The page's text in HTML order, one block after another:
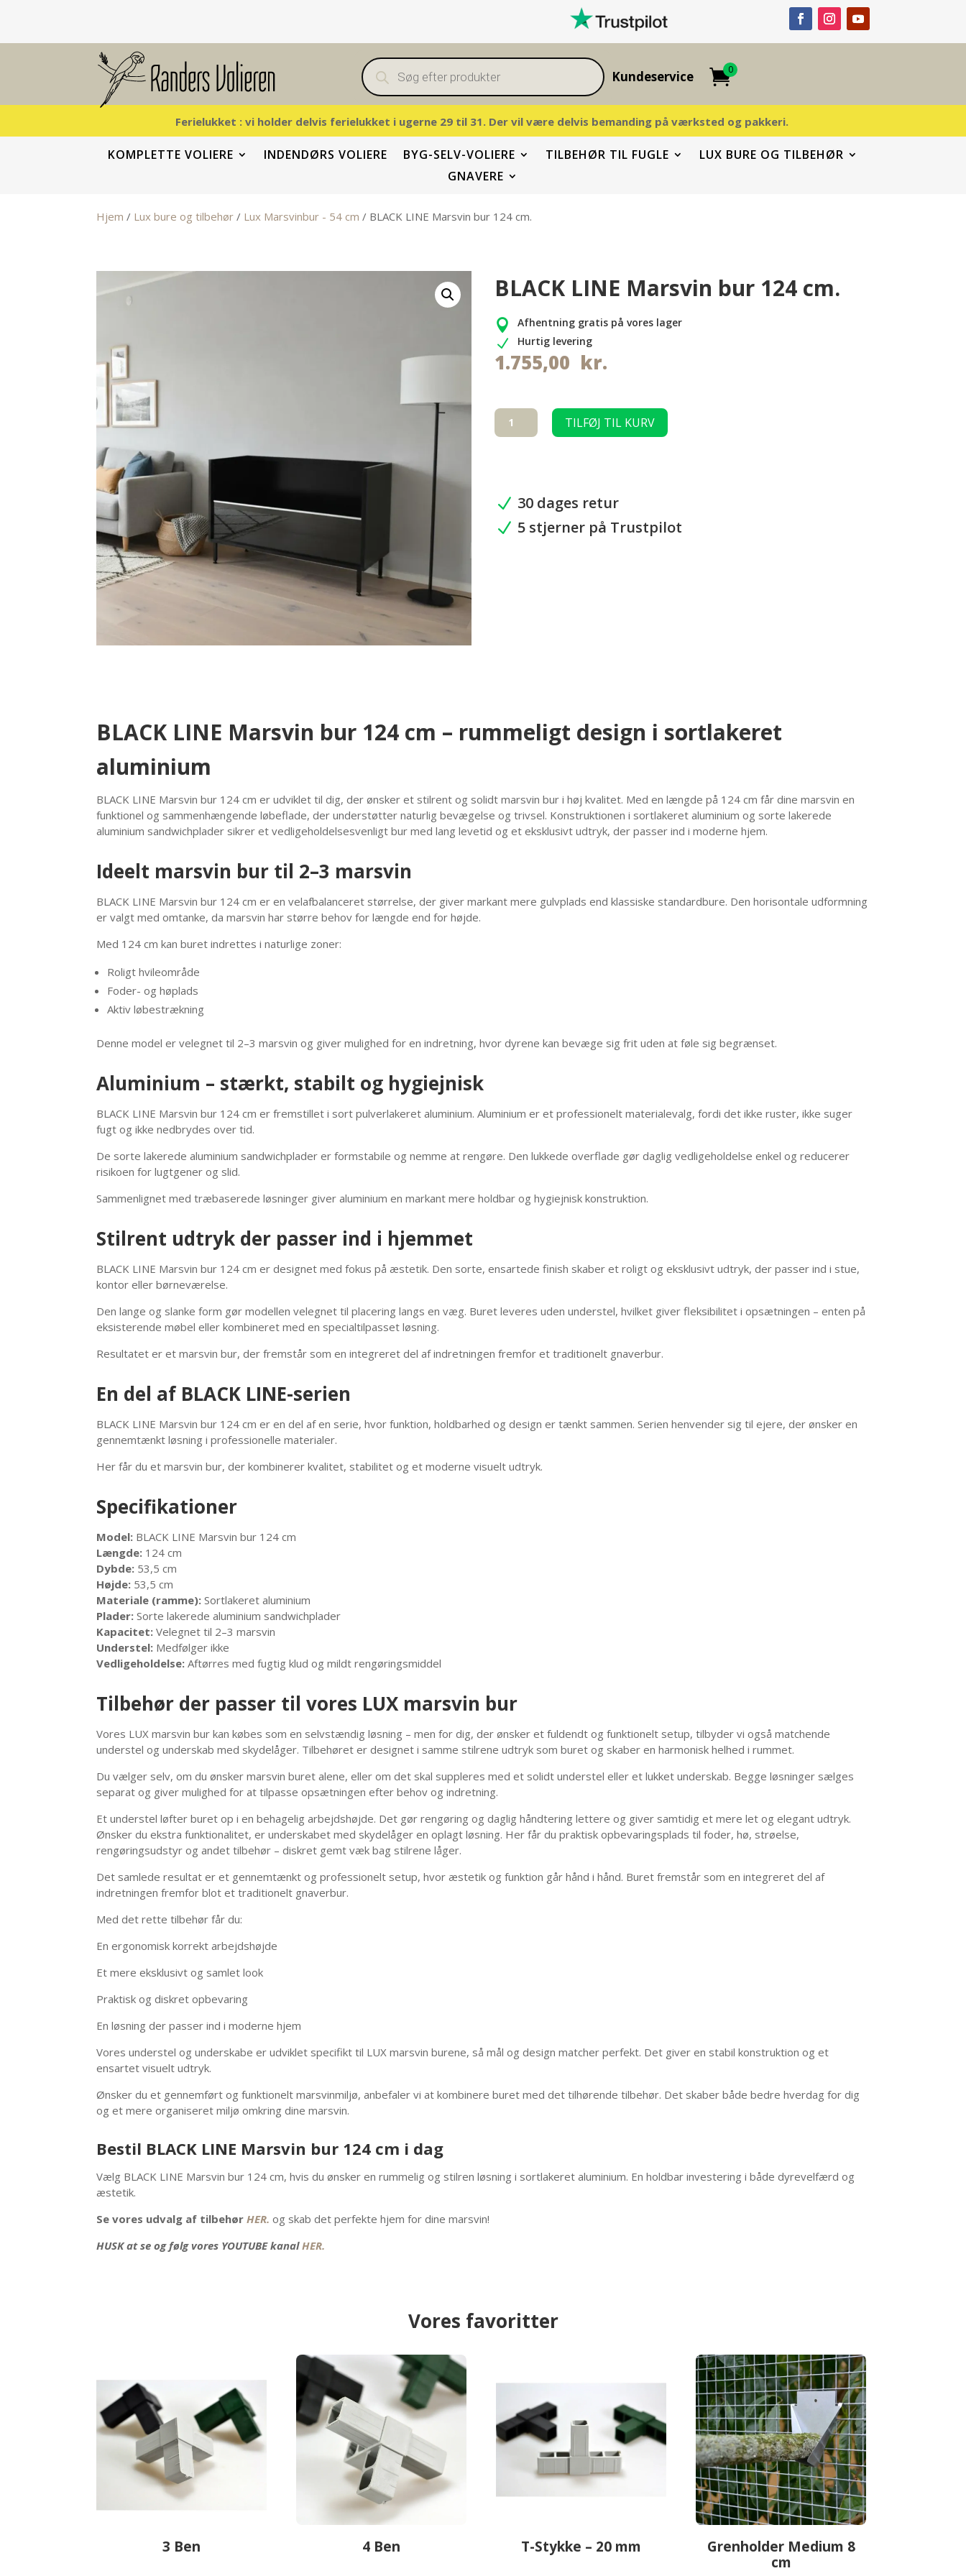
Products
search Kundeservice 0
Ferielukket : vi holder delvis ferielukket i ugerne 29 til 31. Der vil være delvis bemanding på værksted og pakkeri.
KOMPLETTE VOLIERE INDENDØRS VOLIERE BYG-SELV-VOLIERE TILBEHØR TIL FUGLE
LUX BURE OG TILBEHØR
GNAVERE
Hjem / Lux bure og tilbehør / Lux Marsvinbur - 54 cm / BLACK LINE Marsvin bur 124 cm.
BLACK LINE Marsvin bur 124 cm.
 Afhentning gratis på vores lager
N Hurtig levering
1.755,00 kr.
BLACK
LINE
cm.
antal
TILFØJ TIL KURV
N 30 dages retur
N 5 stjerner på Trustpilot
BLACK LINE Marsvin bur 124 cm – rummeligt design i sortlakeret
aluminium
BLACK LINE Marsvin bur 124 cm er udviklet til dig, der ønsker et stilrent og solidt marsvin bur i høj kvalitet. Med en længde på 124 cm får dine marsvin en
funktionel og sammenhængende løbeflade, der understøtter naturlig bevægelse og trivsel. Konstruktionen i sortlakeret aluminium og sorte lakerede
aluminium sandwichplader sikrer et vedligeholdelsesvenligt bur med lang levetid og et eksklusivt udtryk, der passer ind i moderne hjem.
Ideelt marsvin bur til 2–3 marsvin
BLACK LINE Marsvin bur 124 cm er en velafbalanceret størrelse, der giver markant mere gulvplads end klassiske standardbure. Den horisontale udformning
er valgt med omtanke, da marsvin har større behov for længde end for højde.
Med 124 cm kan buret indrettes i naturlige zoner:
Roligt hvileområde
Foder- og høplads
Aktiv løbestrækning
Denne model er velegnet til 2–3 marsvin og giver mulighed for en indretning, hvor dyrene kan bevæge sig frit uden at føle sig begrænset.
Aluminium – stærkt, stabilt og hygiejnisk
BLACK LINE Marsvin bur 124 cm er fremstillet i sort pulverlakeret aluminium. Aluminium er et professionelt materialevalg, fordi det ikke ruster, ikke suger
fugt og ikke nedbrydes over tid.
De sorte lakerede aluminium sandwichplader er formstabile og nemme at rengøre. Den lukkede overflade gør daglig vedligeholdelse enkel og reducerer
risikoen for lugtgener og slid.
Sammenlignet med træbaserede løsninger giver aluminium en markant mere holdbar og hygiejnisk konstruktion.
Stilrent udtryk der passer ind i hjemmet
BLACK LINE Marsvin bur 124 cm er designet med fokus på æstetik. Den sorte, ensartede finish skaber et roligt og eksklusivt udtryk, der passer ind i stue,
kontor eller børneværelse.
Den lange og slanke form gør modellen velegnet til placering langs en væg. Buret leveres uden understel, hvilket giver fleksibilitet i opsætningen – enten på
eksisterende møbel eller kombineret med en specialtilpasset løsning.
Resultatet er et marsvin bur, der fremstår som en integreret del af indretningen fremfor et traditionelt gnaverbur.
En del af BLACK LINE-serien
BLACK LINE Marsvin bur 124 cm er en del af en serie, hvor funktion, holdbarhed og design er tænkt sammen. Serien henvender sig til ejere, der ønsker en
gennemtænkt løsning i professionelle materialer.
Her får du et marsvin bur, der kombinerer kvalitet, stabilitet og et moderne visuelt udtryk.
Specifikationer
Model: BLACK LINE Marsvin bur 124 cm
Længde: 124 cm
Dybde: 53,5 cm
Højde: 53,5 cm
Materiale (ramme): Sortlakeret aluminium
Plader: Sorte lakerede aluminium sandwichplader
Kapacitet: Velegnet til 2–3 marsvin
Understel: Medfølger ikke
Vedligeholdelse: Aftørres med fugtig klud og mildt rengøringsmiddel
Tilbehør der passer til vores LUX marsvin bur
Vores LUX marsvin bur kan købes som en selvstændig løsning – men for dig, der ønsker et fuldendt og funktionelt setup, tilbyder vi også matchende
understel og underskab med skydelåger. Tilbehøret er designet i samme stilrene udtryk som buret og skaber en harmonisk helhed i rummet.
Du vælger selv, om du ønsker marsvin buret alene, eller om det skal suppleres med et solidt understel eller et lukket underskab. Begge løsninger sælges
separat og giver mulighed for at tilpasse opsætningen efter behov og indretning.
Et understel løfter buret op i en behagelig arbejdshøjde. Det gør rengøring og daglig håndtering lettere og giver samtidig et mere let og elegant udtryk.
Ønsker du ekstra funktionalitet, er underskabet med skydelåger en oplagt løsning. Her får du praktisk opbevaringsplads til foder, hø, strøelse,
rengøringsudstyr og andet tilbehør – diskret gemt væk bag stilrene låger.
Det samlede resultat er et gennemtænkt og professionelt setup, hvor æstetik og funktion går hånd i hånd. Buret fremstår som en integreret del af
indretningen fremfor blot et traditionelt gnaverbur.
Med det rette tilbehør får du:
En ergonomisk korrekt arbejdshøjde
Et mere eksklusivt og samlet look
Praktisk og diskret opbevaring
En løsning der passer ind i moderne hjem
Vores understel og underskabe er udviklet specifikt til LUX marsvin burene, så mål og design matcher perfekt. Det giver en stabil konstruktion og et
ensartet visuelt udtryk.
Ønsker du et gennemført og funktionelt marsvinmiljø, anbefaler vi at kombinere buret med det tilhørende tilbehør. Det skaber både bedre hverdag for dig
og et mere organiseret miljø omkring dine marsvin.
Bestil BLACK LINE Marsvin bur 124 cm i dag
Vælg BLACK LINE Marsvin bur 124 cm, hvis du ønsker en rummelig og stilren løsning i sortlakeret aluminium. En holdbar investering i både dyrevelfærd og
æstetik.
Se vores udvalg af tilbehørHER. og skab det perfekte hjem for dine marsvin!
HUSK at se og følg vores YOUTUBE kanalHER.
Vores favoritter
3 Ben 4 Ben T-Stykke – 20 mm
Grenholder Medium 8
cm